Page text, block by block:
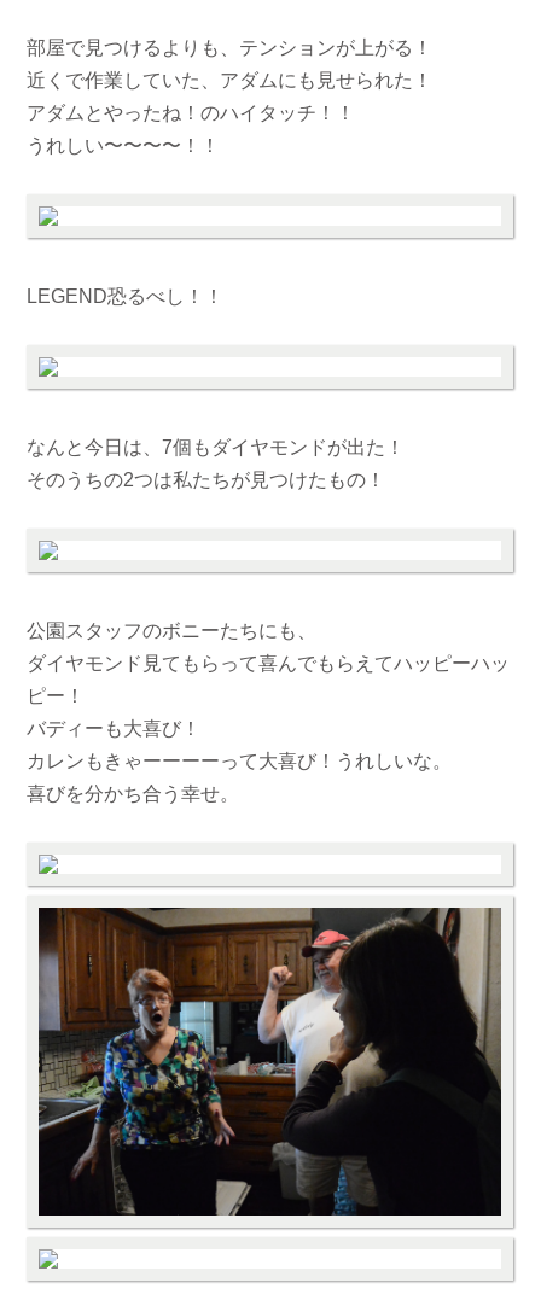
部屋で見つけるよりも、テンションが上がる！
近くで作業していた、アダムにも見せられた！
アダムとやったね！のハイタッチ！！
うれしい〜〜〜〜！！
LEGEND恐るべし！！
なんと今日は、7個もダイヤモンドが出た！
そのうちの2つは私たちが見つけたもの！
公園スタッフのボニーたちにも、
ダイヤモンド見てもらって喜んでもらえてハッピーハッ
ピー！
バディーも大喜び！
カレンもきゃーーーーって大喜び！うれしいな。
喜びを分かち合う幸せ。